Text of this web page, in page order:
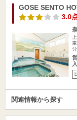
GOSE SENTO
3.0
関連情報から探す